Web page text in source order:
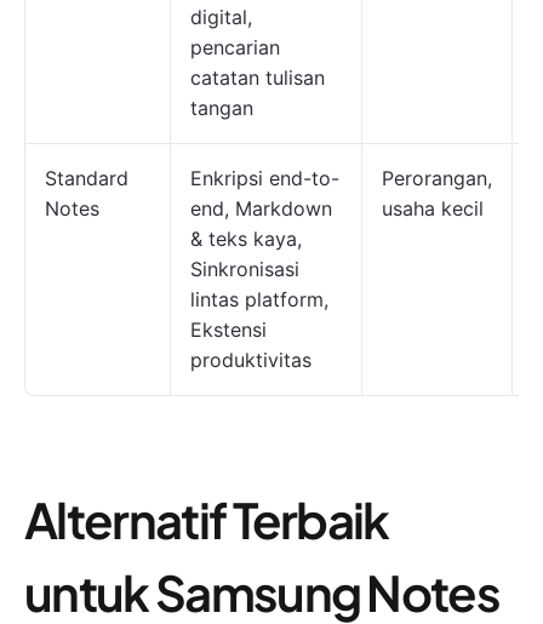
digital,
pencarian
catatan tulisan
tangan
Standard
Notes
Enkripsi end-to-
end, Markdown
& teks kaya,
Sinkronisasi
lintas platform,
Ekstensi
produktivitas
Perorangan,
usaha kecil
Alternatif Terbaik
untuk Samsung Notes